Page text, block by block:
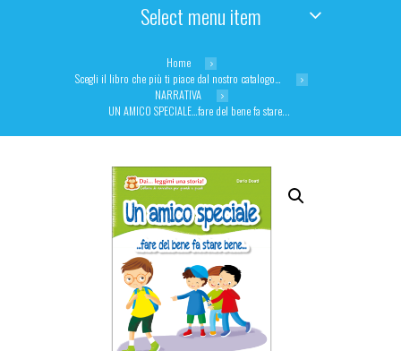
Select menu item
Home
Scegli il libro che più ti piace dal nostro catalogo…
NARRATIVA
UN AMICO SPECIALE…fare del bene fa stare...